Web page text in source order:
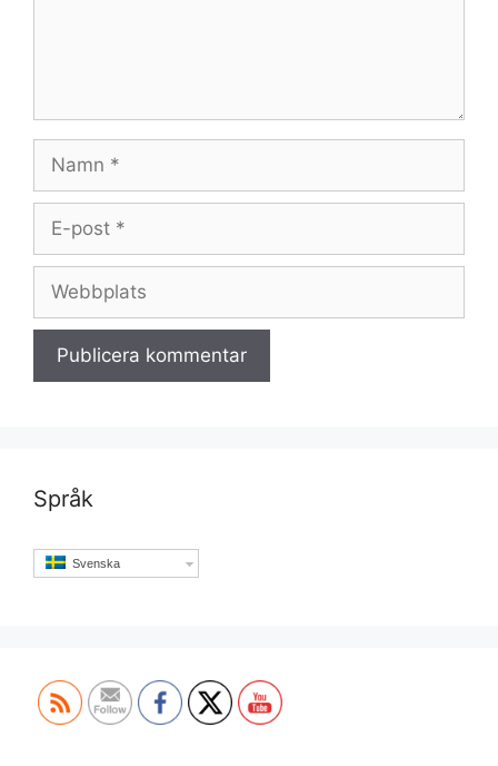
Namn
Webbplats
Språk
Svenska